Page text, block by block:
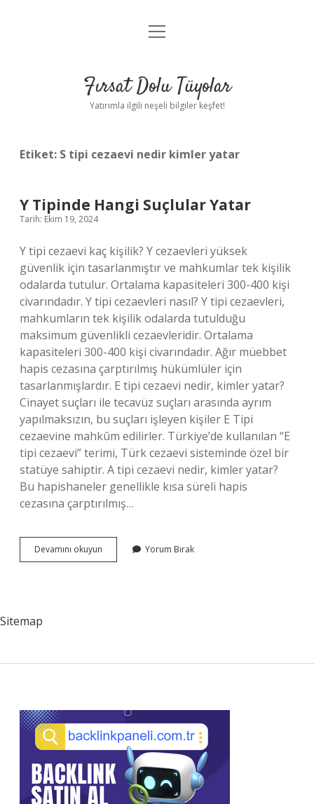
Gizlilik Politikası
Yasal Uyarı
menüyü
Fırsat Dolu Tüyolar
Yatırımla ilgili neşeli bilgiler keşfet!
Etiket: S tipi cezaevi nedir kimler yatar
Y Tipinde Hangi Suçlular Yatar
Tarih: Ekim 19, 2024
Y tipi cezaevi kaç kişilik? Y cezaevleri yüksek
güvenlik için tasarlanmıştır ve mahkumlar tek kişilik
odalarda tutulur. Ortalama kapasiteleri 300-400 kişi
civarındadır. Y tipi cezaevleri nasıl? Y tipi cezaevleri,
mahkumların tek kişilik odalarda tutulduğu
maksimum güvenlikli cezaevleridir. Ortalama
kapasiteleri 300-400 kişi civarındadır. Ağır müebbet
hapis cezasına çarptırılmış hükümlüler için
tasarlanmışlardır. E tipi cezaevi nedir, kimler yatar?
Cinayet suçları ile tecavüz suçları arasında ayrım
yapılmaksızın, bu suçları işleyen kişiler E Tipi
cezaevine mahkûm edilirler. Türkiye’de kullanılan “E
tipi cezaevi” terimi, Türk cezaevi sisteminde özel bir
statüye sahiptir. A tipi cezaevi nedir, kimler yatar?
Bu hapishaneler genellikle kısa süreli hapis
cezasına çarptırılmış…
Devamını okuyun
Tipinde
Yorum Bırak
Sitemap
Sidebar